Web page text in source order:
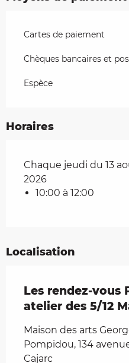
Cartes de paiement
Chèques bancaires et
Espèce
Horaires
Chaque jeudi du 13
2026
10:00 à 12:00
Localisation
Les rendez-vous
atelier des 5/12
Maison des arts
Pompidou, 134
Cajarc